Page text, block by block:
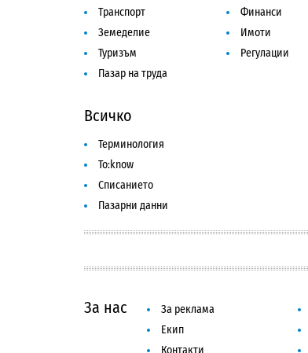
Транспорт
Земеделие
Туризъм
Пазар на труда
Финанси
Имоти
Регулации
Всичко
Терминология
To:know
Списанието
Пазарни данни
За нас За реклама
Екип
Контакти